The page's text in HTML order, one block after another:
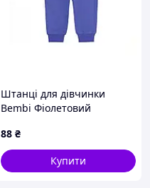
Штанці для дівчинки
Bembi Фіолетовий
88 ₴
Купити